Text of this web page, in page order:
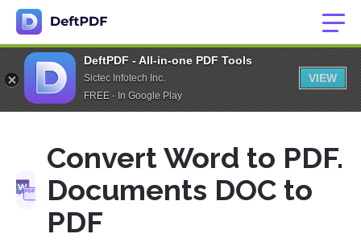
DeftPDF - All-in-one PDF Tools
Sictec Infotech Inc.
FREE - In Google Play
VIEW
Convert Word to PDF.
Documents DOC to
PDF